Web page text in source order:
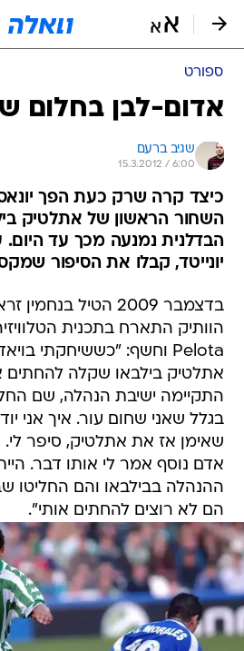
ספורט
אדום-לבן בחלום
שגיב ברעם
15.3.2012 / 6:00
כיצד קרה שרק כעת הפך
השחור הראשון של אתלטיק
הבדלנית נמנעה מכך עד היום.
יונייטד, קבלו את הסיפור
בדצמבר 2009 הטיל
אתלטיק בילבאו שקלה להחתים
התקיימה ישיבת הנהלה, שם
בגלל שאני שחום עור. איך אני
שאימן אז את אתלטיק, סיפר
אדם נוסף אמר לי אותו דבר.
ההנהלה בבילבאו והם החליטו
הם לא רוצים להחתים אותי".